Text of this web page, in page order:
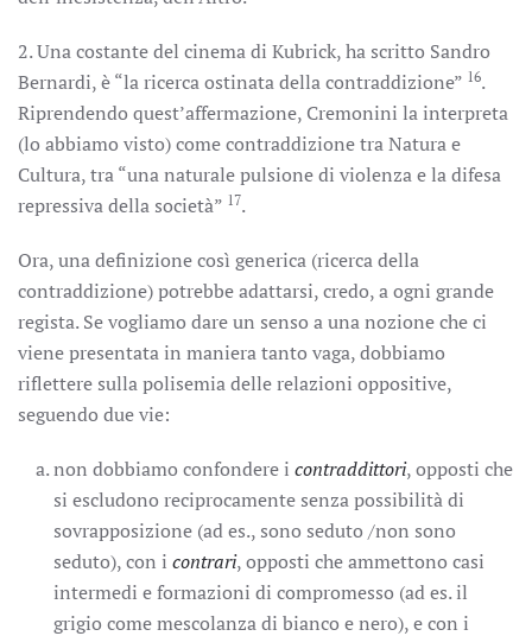
2. Una costante del cinema di Kubrick, ha scritto Sandro
Bernardi, è “la ricerca ostinata della contraddizione” 16.
Riprendendo quest’affermazione, Cremonini la interpreta
(lo abbiamo visto) come contraddizione tra Natura e
Cultura, tra “una naturale pulsione di violenza e la difesa
repressiva della società” 17.
Ora, una definizione così generica (ricerca della
contraddizione) potrebbe adattarsi, credo, a ogni grande
regista. Se vogliamo dare un senso a una nozione che ci
viene presentata in maniera tanto vaga, dobbiamo
riflettere sulla polisemia delle relazioni oppositive,
seguendo due vie:
non dobbiamo confondere i contraddittori, opposti che
si escludono reciprocamente senza possibilità di
sovrapposizione (ad es., sono seduto /non sono
seduto), con i contrari, opposti che ammettono casi
intermedi e formazioni di compromesso (ad es. il
grigio come mescolanza di bianco e nero), e con i